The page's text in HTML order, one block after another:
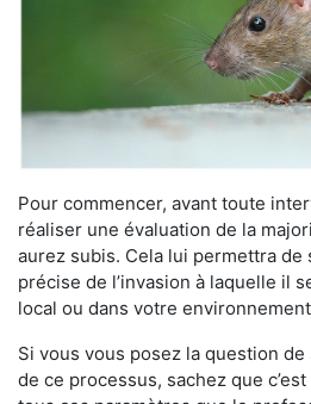
Pour commencer, avant toute
réaliser une évaluation de la
aurez subis. Cela lui permettra de
précise de l’invasion à laquelle il
local ou dans votre
Si vous vous posez la question
de ce processus, sachez que